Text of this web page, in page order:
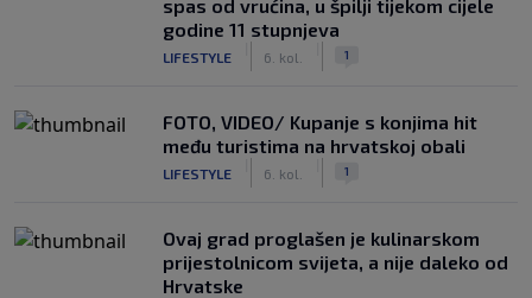
spas od vrućina, u špilji tijekom cijele
godine 11 stupnjeva
LIFESTYLE 6. kol. 1
FOTO, VIDEO/ Kupanje s konjima hit
među turistima na hrvatskoj obali
LIFESTYLE 6. kol. 1
Ovaj grad proglašen je kulinarskom
prijestolnicom svijeta, a nije daleko od
Hrvatske